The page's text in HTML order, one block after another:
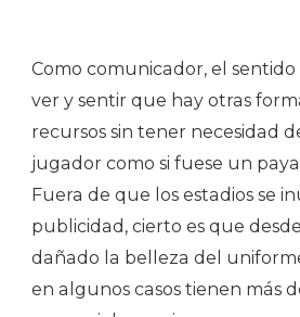
Como comunicador, el
ver y sentir que hay otras
recursos sin tener necesidad
jugador como si fuese un
Fuera de que los estadios se
publicidad, cierto es que
dañado la belleza del
en algunos casos tienen más